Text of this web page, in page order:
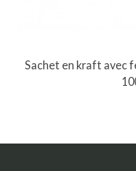
Sachet en kraft avec